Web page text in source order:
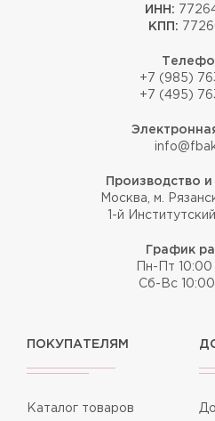
ИНН:
КПП:
+7 (985)
+7 (495)
Производство
Москва, м.
1-й
График
Пн-Пт
Сб-Вс
ПОКУПАТЕЛЯМ
Каталог товаров